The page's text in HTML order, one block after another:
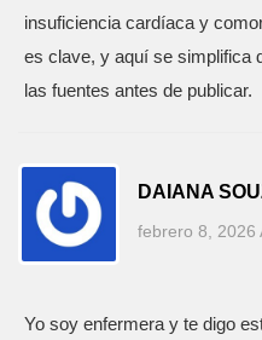
insuficiencia cardíaca y
es clave, y aquí se simplifica
las fuentes antes de publicar.
DAIANA
febrero 8, 2026
Yo soy enfermera y te digo